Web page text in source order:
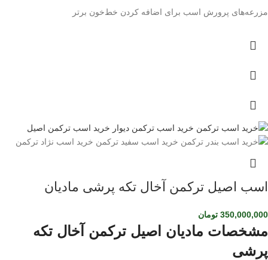
مزرعه‌های پرورش اسب برای اضافه کردن خط‌خون برتر
اسب اصیل ترکمن آخال تکه پرشی مادیان
350,000,000 تومان
مشخصات مادیان اصیل ترکمن آخال تکه
پرشی